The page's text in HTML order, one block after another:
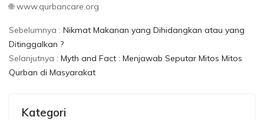
🌐 www.qurbancare.org
Sebelumnya : Nikmat Makanan yang Dihidangkan atau yang
Ditinggalkan ?
Selanjutnya : Myth and Fact : Menjawab Seputar Mitos Mitos
Qurban di Masyarakat
Kategori